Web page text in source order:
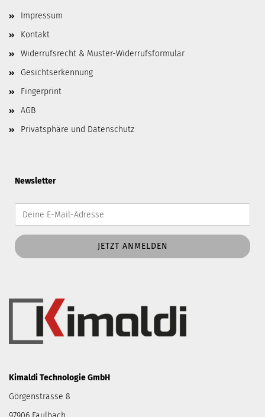
Impressum
Kontakt
Widerrufsrecht & Muster-Widerrufsformular
Gesichtserkennung
Fingerprint
AGB
Privatsphäre und Datenschutz
Newsletter
Kimaldi Technologie GmbH
Görgenstrasse 8